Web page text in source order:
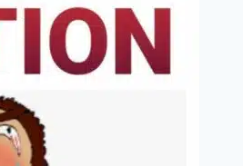
ان
میں
استعمال
ہونے
والی